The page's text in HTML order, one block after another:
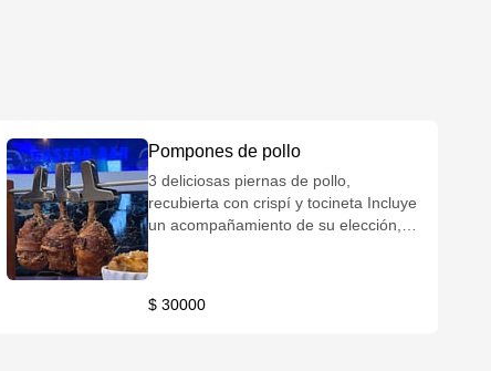
Pompones de pollo
3 deliciosas piernas de pollo,
recubierta con crispí y tocineta Incluye
un acompañamiento de su elección,
$ 30000